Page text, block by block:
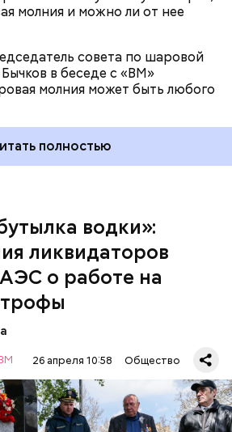
молния и можно ли от нее
совета по шаровой
в беседе с «ВМ»
молния может быть любого
полностью
водки»:
ликвидаторов
о работе на
26 апреля 10:58 Общество
в полк. Построились. Сказали,
мобильный отряд. Через
направились в сторону
Макеев.
палача, святой Николай спас от
невинно осужденных
он совершил множество
Божию.